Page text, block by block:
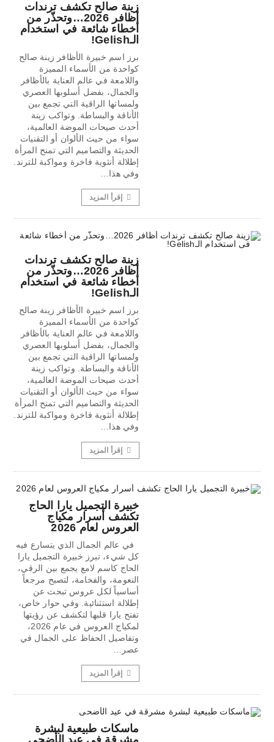
زينة صالح تكشف ترندات
أظافر 2026…وتحذّر من
أخطاء شائعة في استخدام
الـGelish!
برز اسم خبيرة الأظافر زينة صالح
كواحدة من الأسماء المميزة
واللامعة في عالم العناية بالأظافر
والجمال، بفضل أسلوبها العصري
ولمساتها الراقية التي تجمع بين
الأناقة والبساطة. وتواكب زينة
أحدث صيحات الموضة العالمية،
سواء من حيث الألوان أو التقنيات
الحديثة والتصاميم التي تمنح المرأة
إطلالة أنثوية فاخرة ومواكبة للترند.
وفي هذا…
إقرأ المزيد
زينة صالح تكشف ترندات
أظافر 2026…وتحذّر من
أخطاء شائعة في استخدام
الـGelish!
برز اسم خبيرة الأظافر زينة صالح
كواحدة من الأسماء المميزة
واللامعة في عالم العناية بالأظافر
والجمال، بفضل أسلوبها العصري
ولمساتها الراقية التي تجمع بين
الأناقة والبساطة. وتواكب زينة
أحدث صيحات الموضة العالمية،
سواء من حيث الألوان أو التقنيات
الحديثة والتصاميم التي تمنح المرأة
إطلالة أنثوية فاخرة ومواكبة للترند.
وفي هذا…
إقرأ المزيد
خبيرة التجميل يارا الحاج
تكشف أسرار مكياج
العروس لعام 2026
في عالم الجمال الذي يتسارع فيه
كل شيء، تبرز خبيرة التجميل يارا
الحاج كاسم لامع يجمع بين الرقي،
النعومة، والفخامة، لتصبح مرجعاً
أساسياً لكل عروس تبحث عن
إطلالة استثنائية. وفي حوار خاص،
تفتح يارا قلبها لتكشف عن رؤيتها
لمكياج العروس في عام 2026،
وتفاصيل الحفاظ على الجمال في
عصر…
إقرأ المزيد
ماسكات طبيعية لبشرة
مشرقة في عيد الأضحى